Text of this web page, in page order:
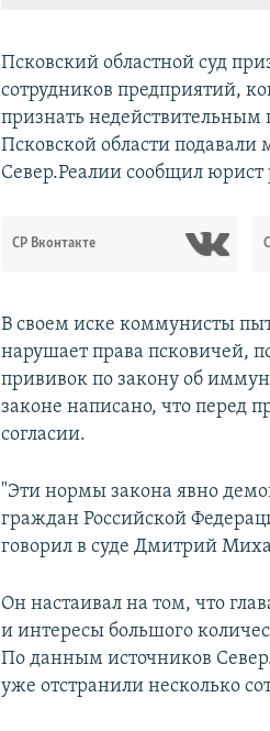
Псковский областной суд
сотрудников предприятий,
признать недействительным
Псковской области
Север.Реалии сообщил
СР Вконтакте
В своем иске коммунисты
нарушает права псковичей,
прививок по закону об
законе написано, что перед
согласии.
"Эти нормы закона явно
граждан Российской
говорил в суде Дмитрий
Он настаивал на том, что
и интересы большого
По данным источников
уже отстранили несколько